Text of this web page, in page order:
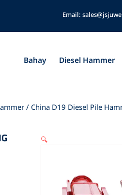
Email:
Bahay Diesel Hammer
/ China D19 Diesel Pile
🔍